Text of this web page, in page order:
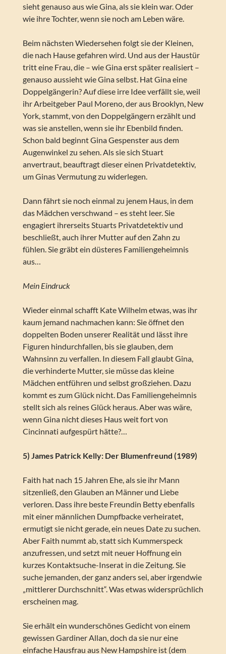
sieht genauso aus wie Gina, als sie klein war. Oder
wie ihre Tochter, wenn sie noch am Leben wäre.
Beim nächsten Wiedersehen folgt sie der Kleinen,
die nach Hause gefahren wird. Und aus der Haustür
tritt eine Frau, die – wie Gina erst später realisiert –
genauso aussieht wie Gina selbst. Hat Gina eine
Doppelgängerin? Auf diese irre Idee verfällt sie, weil
ihr Arbeitgeber Paul Moreno, der aus Brooklyn, New
York, stammt, von den Doppelgängern erzählt und
was sie anstellen, wenn sie ihr Ebenbild finden.
Schon bald beginnt Gina Gespenster aus dem
Augenwinkel zu sehen. Als sie sich Stuart
anvertraut, beauftragt dieser einen Privatdetektiv,
um Ginas Vermutung zu widerlegen.
Dann fährt sie noch einmal zu jenem Haus, in dem
das Mädchen verschwand – es steht leer. Sie
engagiert ihrerseits Stuarts Privatdetektiv und
beschließt, auch ihrer Mutter auf den Zahn zu
fühlen. Sie gräbt ein düsteres Familiengeheimnis
aus…
Mein Eindruck
Wieder einmal schafft Kate Wilhelm etwas, was ihr
kaum jemand nachmachen kann: Sie öffnet den
doppelten Boden unserer Realität und lässt ihre
Figuren hindurchfallen, bis sie glauben, dem
Wahnsinn zu verfallen. In diesem Fall glaubt Gina,
die verhinderte Mutter, sie müsse das kleine
Mädchen entführen und selbst großziehen. Dazu
kommt es zum Glück nicht. Das Familiengeheimnis
stellt sich als reines Glück heraus. Aber was wäre,
wenn Gina nicht dieses Haus weit fort von
Cincinnati aufgespürt hätte?…
5) James Patrick Kelly: Der Blumenfreund (1989)
Faith hat nach 15 Jahren Ehe, als sie ihr Mann
sitzenließ, den Glauben an Männer und Liebe
verloren. Dass ihre beste Freundin Betty ebenfalls
mit einer männlichen Dumpfbacke verheiratet,
ermutigt sie nicht gerade, ein neues Date zu suchen.
Aber Faith nummt ab, statt sich Kummerspeck
anzufressen, und setzt mit neuer Hoffnung ein
kurzes Kontaktsuche-Inserat in die Zeitung. Sie
suche jemanden, der ganz anders sei, aber irgendwie
„mittlerer Durchschnitt“. Was etwas widersprüchlich
erscheinen mag.
Sie erhält ein wunderschönes Gedicht von einem
gewissen Gardiner Allan, doch da sie nur eine
einfache Hausfrau aus New Hampshire ist (dem